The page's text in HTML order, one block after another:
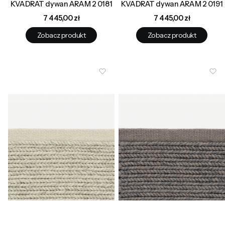
KVADRAT dywan ARAM 2 0181
Cena
7 445,00 zł
Zobacz produkt
KVADRAT dywan ARAM 2 0191
Cena
7 445,00 zł
Zobacz produkt